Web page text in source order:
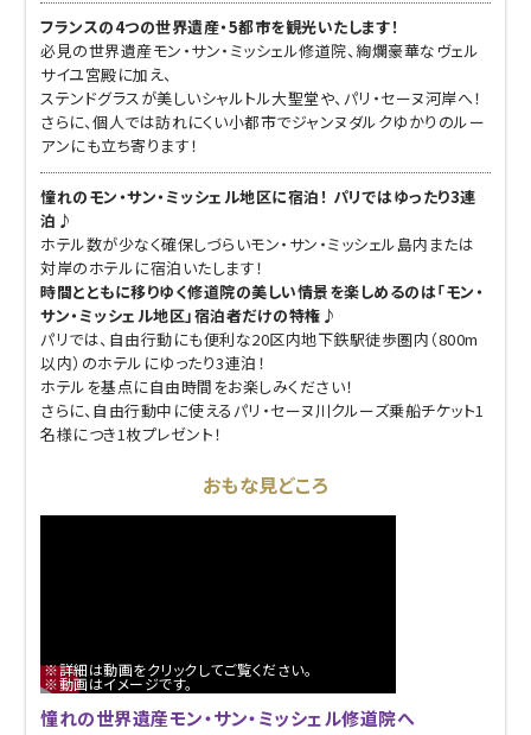
フランスの4つの世界遺産・5都市を観光いたします！
必見の世界遺産モン・サン・ミッシェル修道院、絢爛豪華なヴェル
サイユ宮殿に加え、
ステンドグラスが美しいシャルトル大聖堂や、パリ・セーヌ河岸へ！
さらに、個人では訪れにくい小都市でジャンヌダルクゆかりのルー
アンにも立ち寄ります！
憧れのモン・サン・ミッシェル地区に宿泊！ パリではゆったり3連
泊♪
ホテル数が少なく確保しづらいモン・サン・ミッシェル島内または
対岸のホテルに宿泊いたします！
時間とともに移りゆく修道院の美しい情景を楽しめるのは「モン・
サン・ミッシェル地区」宿泊者だけの特権♪
パリでは、自由行動にも便利な20区内地下鉄駅徒歩圏内（800m
以内）のホテルにゆったり3連泊！
ホテルを基点に自由時間をお楽しみください！
さらに、自由行動中に使えるパリ・セーヌ川クルーズ乗船チケット1
名様につき1枚プレゼント！
おもな見どころ
※詳細は動画をクリックしてご覧ください。
※動画はイメージです。
憧れの世界遺産モン・サン・ミッシェル修道院へ